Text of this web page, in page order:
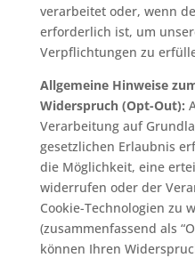
verarbeitet oder, wenn
erforderlich ist, um
Verpflichtungen zu
Allgemeine Hinweise
Widerspruch (Opt-Out):
Verarbeitung auf
gesetzlichen Erlaubnis
die Möglichkeit, eine
widerrufen oder der
Cookie-Technologien zu
(zusammenfassend als
können Ihren